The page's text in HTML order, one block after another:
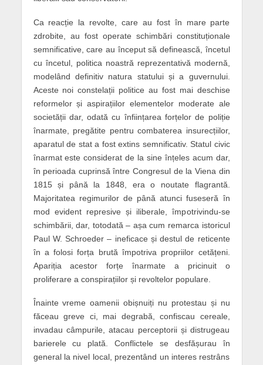
Ca reacție la revolte, care au fost în mare parte
zdrobite, au fost operate schimbări constituționale
semnificative, care au început să definească, încetul
cu încetul, politica noastră reprezentativă modernă,
modelând definitiv natura statului și a guvernului.
Aceste noi constelații politice au fost mai deschise
reformelor și aspirațiilor elementelor moderate ale
societății dar, odată cu înființarea forțelor de poliție
înarmate, pregătite pentru combaterea insurecțiilor,
aparatul de stat a fost extins semnificativ. Statul civic
înarmat este considerat de la sine înțeles acum dar,
în perioada cuprinsă între Congresul de la Viena din
1815 și până la 1848, era o noutate flagrantă.
Majoritatea regimurilor de până atunci fuseseră în
mod evident represive și iliberale, împotrivindu-se
schimbării, dar, totodată – așa cum remarca istoricul
Paul W. Schroeder – ineficace și destul de reticente
în a folosi forța brută împotriva propriilor cetățeni.
Apariția acestor forțe înarmate a pricinuit o
proliferare a conspirațiilor și revoltelor populare.
Înainte vreme oamenii obișnuiți nu protestau și nu
făceau greve ci, mai degrabă, confiscau cereale,
invadau câmpurile, atacau perceptorii și distrugeau
barierele cu plată. Conflictele se desfășurau în
general la nivel local, prezentând un interes restrâns